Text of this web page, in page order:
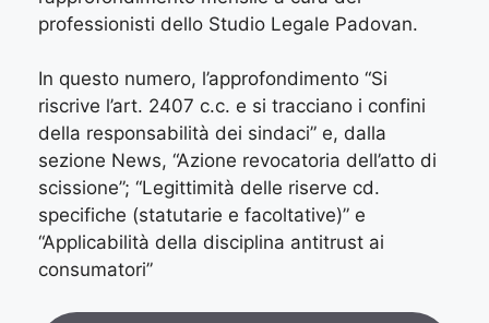
professionisti dello Studio Legale Padovan.
In questo numero, l’approfondimento “Si
riscrive l’art. 2407 c.c. e si tracciano i confini
della responsabilità dei sindaci” e, dalla
sezione News, “Azione revocatoria dell’atto di
scissione”; “Legittimità delle riserve cd.
specifiche (statutarie e facoltative)” e
“Applicabilità della disciplina antitrust ai
consumatori”